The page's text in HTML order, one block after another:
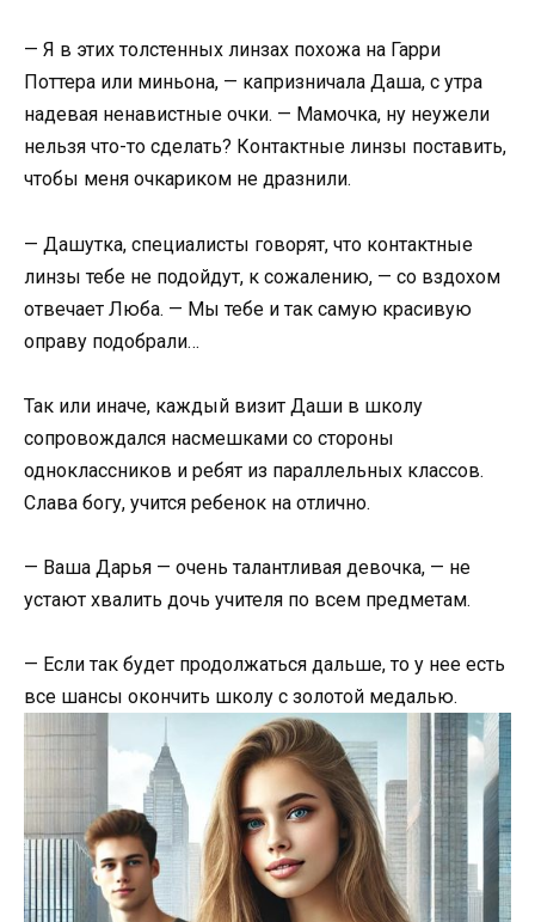
— Я в этих толстенных линзах похожа на Гарри
Поттера или миньона, — капризничала Даша, с утра
надевая ненавистные очки. — Мамочка, ну неужели
нельзя что-то сделать? Контактные линзы поставить,
чтобы меня очкариком не дразнили.
— Дашутка, специалисты говорят, что контактные
линзы тебе не подойдут, к сожалению, — со вздохом
отвечает Люба. — Мы тебе и так самую красивую
оправу подобрали…
Так или иначе, каждый визит Даши в школу
сопровождался насмешками со стороны
одноклассников и ребят из параллельных классов.
Слава богу, учится ребенок на отлично.
— Ваша Дарья — очень талантливая девочка, — не
устают хвалить дочь учителя по всем предметам.
— Если так будет продолжаться дальше, то у нее есть
все шансы окончить школу с золотой медалью.